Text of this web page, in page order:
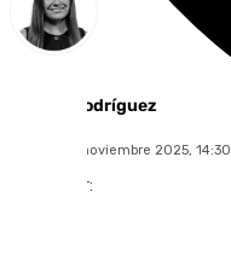
Fátima Rodríguez
sábado, 15 noviembre 2025, 14:30
Compartir: